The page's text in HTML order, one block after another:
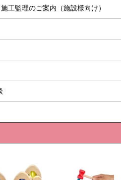
工監理のご案内（施設様向け）